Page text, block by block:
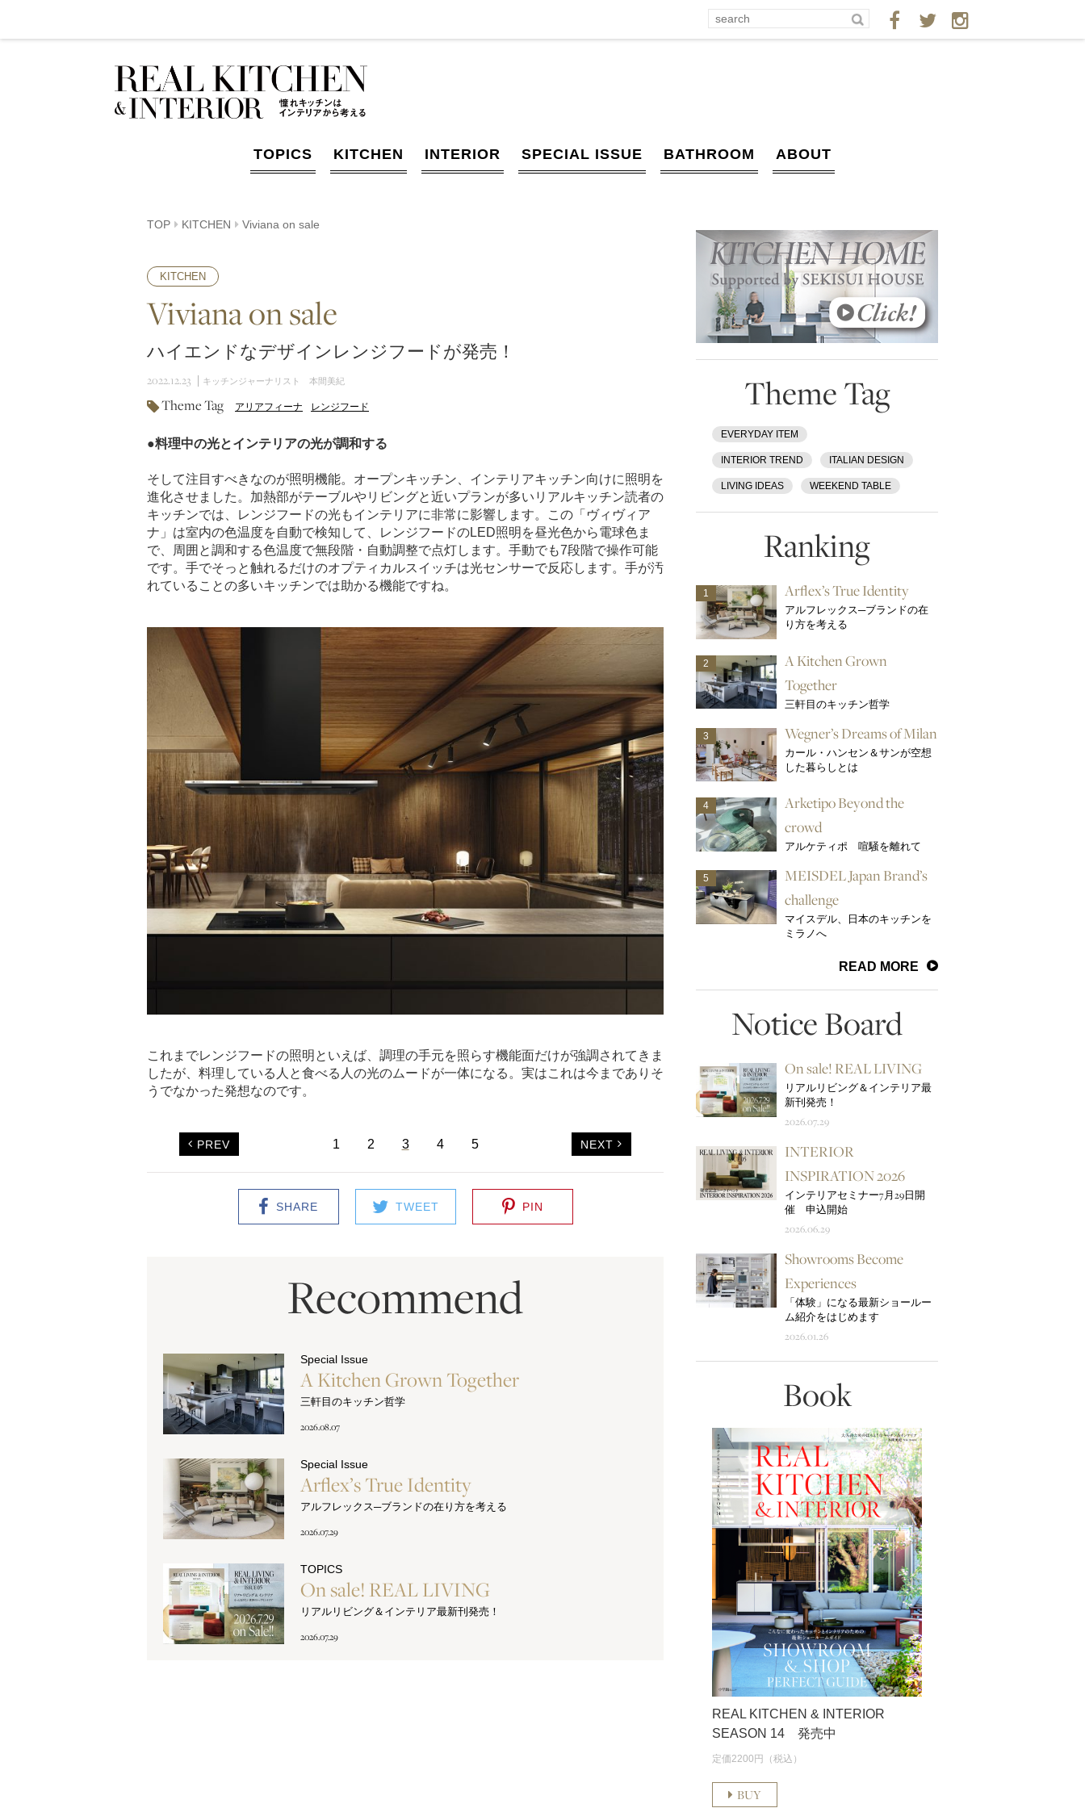
TOPICS KITCHEN INTERIOR SPECIAL ISSUE BATHROOM ABOUT
TOP KITCHEN Viviana on sale
KITCHEN
Viviana on sale
ハイエンドなデザインレンジフードが発売！
2022.12.23 キッチンジャーナリスト 本間美紀
Theme Tag アリアフィーナ レンジフード
●料理中の光とインテリアの光が調和する
そして注目すべきなのが照明機能。オープンキッチン、インテリアキッチン向けに照明を
進化させました。加熱部がテーブルやリビングと近いプランが多いリアルキッチン読者の
キッチンでは、レンジフードの光もインテリアに非常に影響します。この「ヴィヴィア
ナ」は室内の色温度を自動で検知して、レンジフードのLED照明を昼光色から電球色ま
で、周囲と調和する色温度で無段階・自動調整で点灯します。手動でも7段階で操作可能
です。手でそっと触れるだけのオプティカルスイッチは光センサーで反応します。手が汚
れていることの多いキッチンでは助かる機能ですね。
これまでレンジフードの照明といえば、調理の手元を照らす機能面だけが強調されてきま
したが、料理している人と食べる人の光のムードが一体になる。実はこれは今までありそ
うでなかった発想なのです。
PREV NEXT
1 2 3 4 5
SHARE TWEET PIN
Recommend
Special Issue
A Kitchen Grown Together
三軒目のキッチン哲学
2026.08.07
Special Issue
Arflex’s True Identity
アルフレックス─ブランドの在り方を考える
2026.07.29
TOPICS
On sale! REAL LIVING
リアルリビング＆インテリア最新刊発売！
2026.07.29
Theme Tag
EVERYDAY ITEM
INTERIOR TREND ITALIAN DESIGN
LIVING IDEAS WEEKEND TABLE
Ranking
1 Arflex’s True Identity
アルフレックス─ブランドの在
り方を考える
2
A Kitchen Grown
Together
三軒目のキッチン哲学
3 Wegner’s Dreams of Milan
カール・ハンセン＆サンが空想
した暮らしとは
4
Arketipo Beyond the
crowd
アルケティポ 喧騒を離れて
5
MEISDEL Japan Brand’s
challenge
マイスデル、日本のキッチンを
ミラノへ
READ MORE
Notice Board
On sale! REAL LIVING
リアルリビング＆インテリア最
新刊発売！
2026.07.29
INTERIOR
INSPIRATION 2026
インテリアセミナー7月29日開
催 申込開始
2026.06.29
Showrooms Become
Experiences
「体験」になる最新ショールー
ム紹介をはじめます
2026.01.26
Book
REAL KITCHEN & INTERIOR
SEASON 14 発売中
定価2200円（税込）
BUY